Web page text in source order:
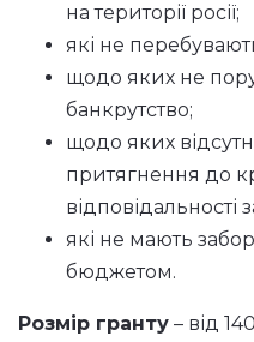
на території росії;
які не
щодо яких не
банкрутство;
щодо яких
притягнення до
відповідальності
які не мають
бюджетом.
Розмір гранту – від